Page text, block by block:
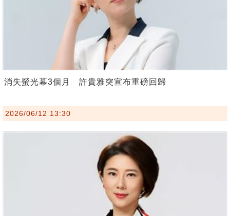
消失螢光幕3個月 許貴雅突宣布重磅回歸
2026/06/12 13:30